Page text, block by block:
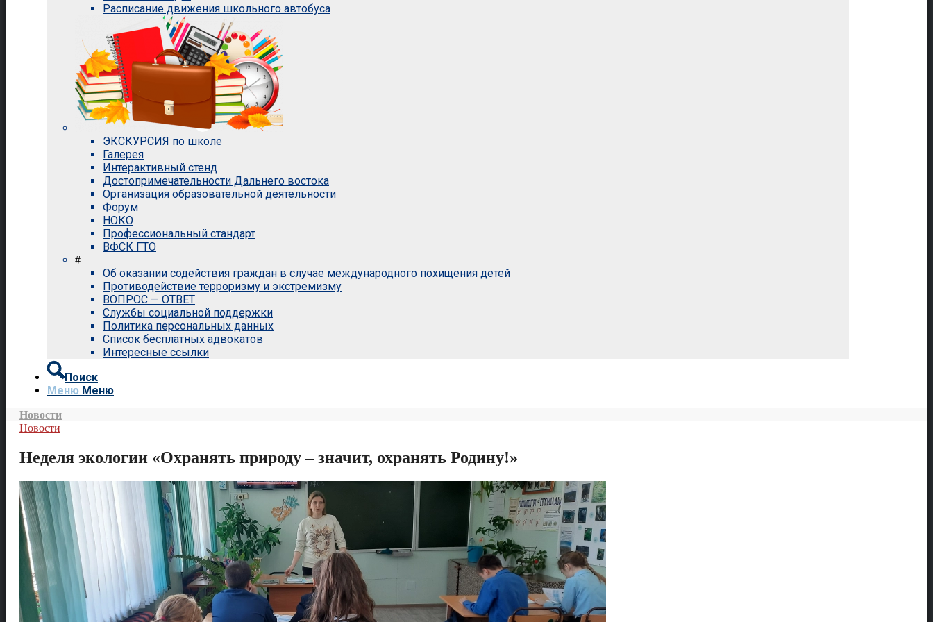
Расписание движения школьного автобуса
ЭКСКУРСИЯ по школе
Галерея
Интерактивный стенд
Достопримечательности Дальнего востока
Организация образовательной деятельности
Форум
НОКО
Профессиональный стандарт
ВФСК ГТО
#
Об оказании содействия граждан в случае международного похищения детей
Противодействие терроризму и экстремизму
ВОПРОС — ОТВЕТ
Службы социальной поддержки
Политика персональных данных
Список бесплатных адвокатов
Интересные ссылки
Поиск
Меню Меню
Новости
Новости
Неделя экологии «Охранять природу – значит, охранять Родину!»